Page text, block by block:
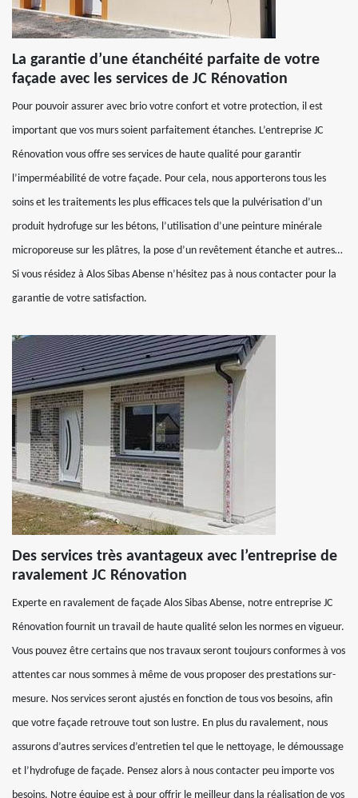
La garantie d’une étanchéité parfaite de votre
façade avec les services de JC Rénovation
Pour pouvoir assurer avec brio votre confort et votre protection, il est
important que vos murs soient parfaitement étanches. L’entreprise JC
Rénovation vous offre ses services de haute qualité pour garantir
l’imperméabilité de votre façade. Pour cela, nous apporterons tous les
soins et les traitements les plus efficaces tels que la pulvérisation d’un
produit hydrofuge sur les bétons, l’utilisation d’une peinture minérale
microporeuse sur les plâtres, la pose d’un revêtement étanche et autres…
Si vous résidez à Alos Sibas Abense n’hésitez pas à nous contacter pour la
garantie de votre satisfaction.
Des services très avantageux avec l’entreprise de
ravalement JC Rénovation
Experte en ravalement de façade Alos Sibas Abense, notre entreprise JC
Rénovation fournit un travail de haute qualité selon les normes en vigueur.
Vous pouvez être certains que nos travaux seront toujours conformes à vos
attentes car nous sommes à même de vous proposer des prestations sur-
mesure. Nos services seront ajustés en fonction de tous vos besoins, afin
que votre façade retrouve tout son lustre. En plus du ravalement, nous
assurons d’autres services d’entretien tel que le nettoyage, le démoussage
et l’hydrofuge de façade. Pensez alors à nous contacter peu importe vos
besoins. Notre équipe est à pour offrir le meilleur dans la réalisation de vos